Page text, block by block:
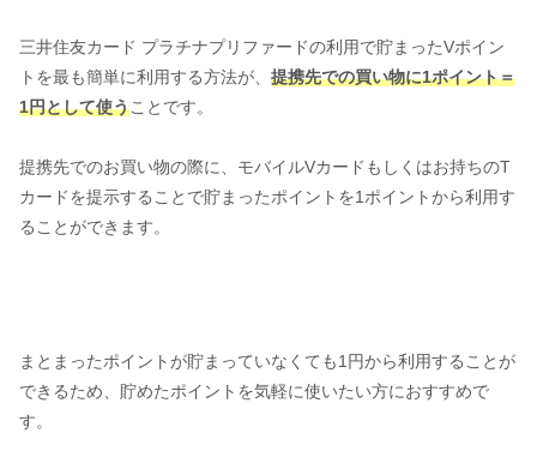
三井住友カード プラチナプリファードの利用で貯まったVポイン
トを最も簡単に利用する方法が、 提携先での買い物に1ポイント＝
1円として使うことです。
提携先でのお買い物の際に、モバイルVカードもしくはお持ちのT
カードを提示することで貯まったポイントを1ポイントから利用す
ることができます。
まとまったポイントが貯まっていなくても1円から利用することが
できるため、貯めたポイントを気軽に使いたい方におすすめで
す。